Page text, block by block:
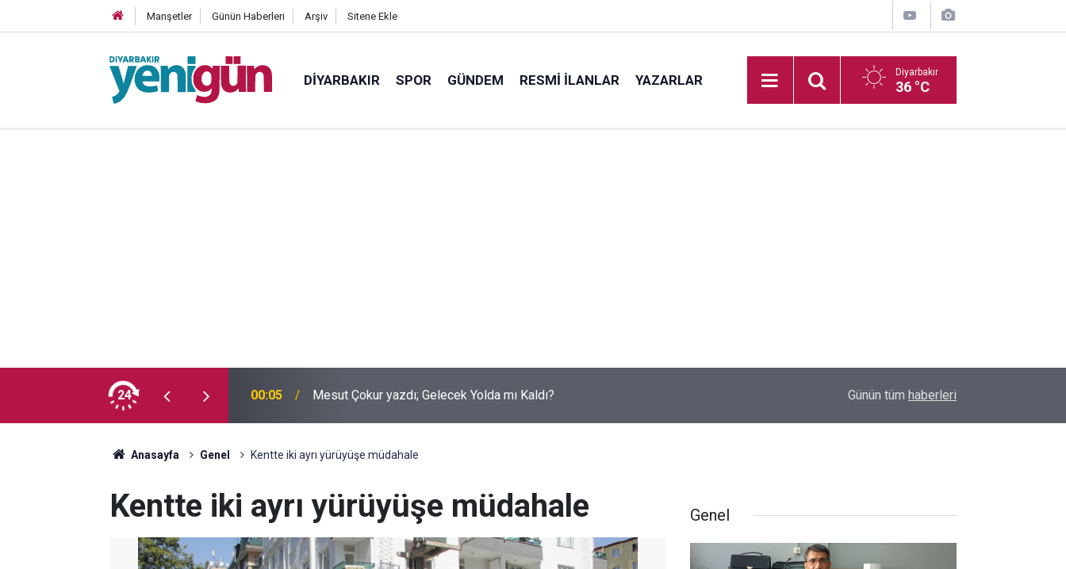
Manşetler Günün Haberleri Arşiv Sitene Ekle
DIYARBAKIR SPOR GÜNDEM RESMI İLANLAR YAZARLAR Diyarbakır
36 °C
24
kullanmıyorum, çocuklarımı verin 00:05 Mesut Çokur yazdı; Gelecek Yolda mı Kaldı? Barış Ünal yazdı; Silahlar susarsa gelecek
Günün tüm haberleri
Anasayfa Genel Kentte iki ayrı yürüyüşe müdahale
Kentte iki ayrı yürüyüşe müdahale Genel